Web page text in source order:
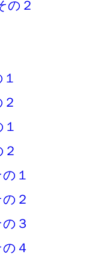
の２
１
２
３
４